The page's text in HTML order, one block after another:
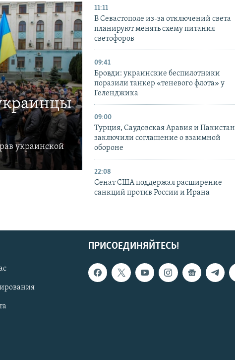
украинской
11:11
В Севастополе из-за отключений света
планируют менять схему питания
светофоров
09:41
Бровди: украинские беспилотники
поразили танкер «теневого флота» у
Геленджика
09:00
Турция, Саудовская Аравия и Пакистан
заключили соглашение о взаимной
обороне
22:08
Сенат США поддержал расширение
санкций против России и Ирана
ПРИСОЕДИНЯЙТЕСЬ!